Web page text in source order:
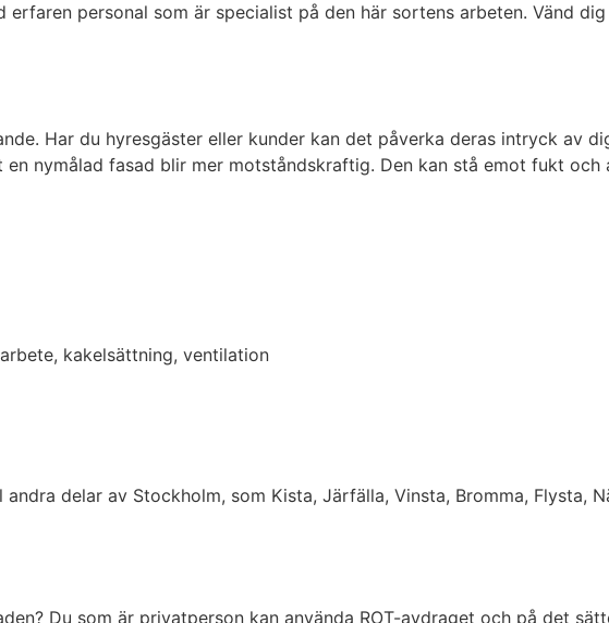
personal som är specialist på den här sortens arbeten. Vänd
Har du hyresgäster eller kunder kan det påverka deras intryck av
nymålad fasad blir mer motståndskraftig. Den kan stå emot fukt
kakelsättning, ventilation
delar av Stockholm, som Kista, Järfälla, Vinsta, Bromma, Flysta,
Du som är privatperson kan använda ROT-avdraget och på det